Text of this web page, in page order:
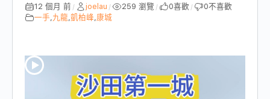
12 個月 前 / joelau / 259 瀏覽 / 0喜歡 / 0不喜歡
一手,九龍,凱柏峰,康城